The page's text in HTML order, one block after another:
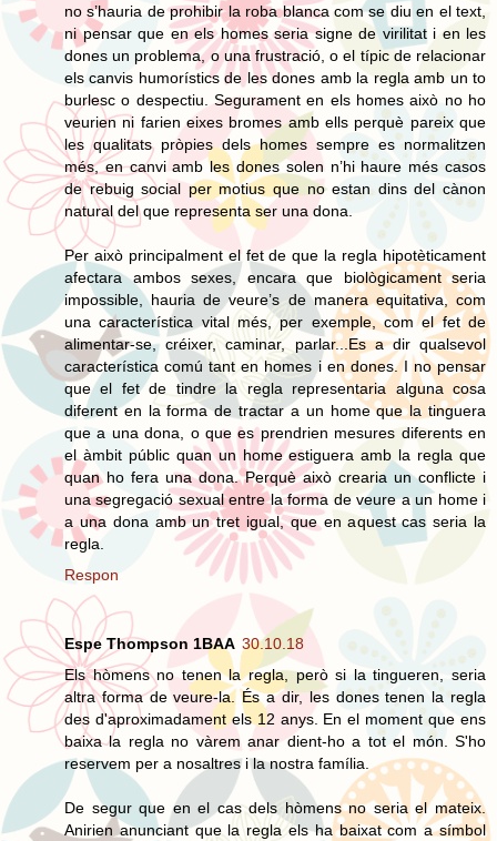
no s’hauria de prohibir la roba blanca com se diu en el text,
ni pensar que en els homes seria signe de virilitat i en les
dones un problema, o una frustració, o el típic de relacionar
els canvis humorístics de les dones amb la regla amb un to
burlesc o despectiu. Segurament en els homes això no ho
veurien ni farien eixes bromes amb ells perquè pareix que
les qualitats pròpies dels homes sempre es normalitzen
més, en canvi amb les dones solen n’hi haure més casos
de rebuig social per motius que no estan dins del cànon
natural del que representa ser una dona.
Per això principalment el fet de que la regla hipotèticament
afectara ambos sexes, encara que biològicament seria
impossible, hauria de veure’s de manera equitativa, com
una característica vital més, per exemple, com el fet de
alimentar-se, créixer, caminar, parlar...Es a dir qualsevol
característica comú tant en homes i en dones. I no pensar
que el fet de tindre la regla representaria alguna cosa
diferent en la forma de tractar a un home que la tinguera
que a una dona, o que es prendrien mesures diferents en
el àmbit públic quan un home estiguera amb la regla que
quan ho fera una dona. Perquè això crearia un conflicte i
una segregació sexual entre la forma de veure a un home i
a una dona amb un tret igual, que en aquest cas seria la
regla.
Respon
Espe Thompson 1BAA 30.10.18
Els hòmens no tenen la regla, però si la tingueren, seria
altra forma de veure-la. És a dir, les dones tenen la regla
des d'aproximadament els 12 anys. En el moment que ens
baixa la regla no vàrem anar dient-ho a tot el món. S'ho
reservem per a nosaltres i la nostra família.
De segur que en el cas dels hòmens no seria el mateix.
Anirien anunciant que la regla els ha baixat com a símbol